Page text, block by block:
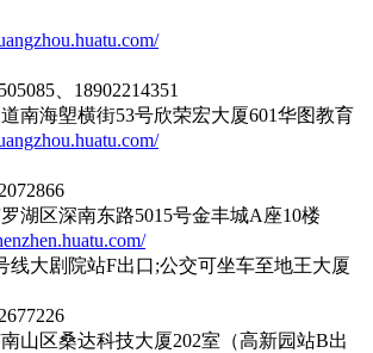
、18902214351
南海塱横街53号欣荣宏大厦601华图教育
湖区深南东路5015号金丰城A座10楼
线大剧院站F出口;公交可坐车至地王大厦
山区桑达科技大厦202室（高新园站B出